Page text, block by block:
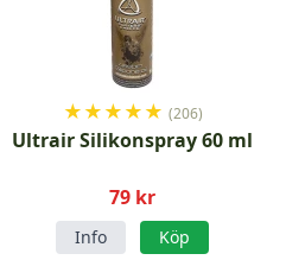
★★★★★ (206)
Ultrair Silikonspray 60 ml
79 kr
Info Köp